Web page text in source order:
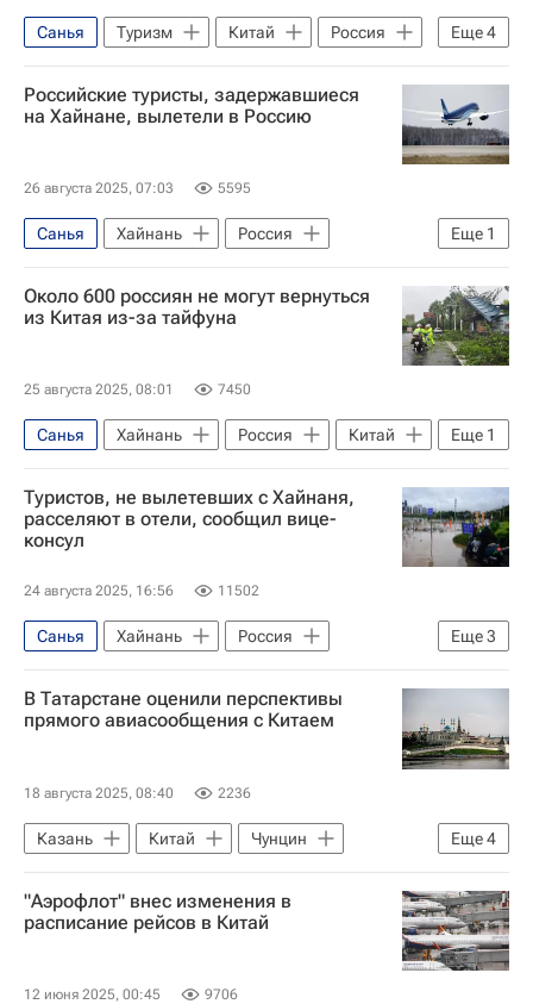
Еще4
Санья Туризм Китай
Россия
Олег Пантелеев
"Авиапорт"
Аэрофлот
Новости - Туризм
Российские туристы, задержавшиеся
на Хайнане, вылетели в Россию
26 августа 2025, 07:03 5595
Еще 1
Санья Хайнань
Россия
В мире
Около 600 россиян не могут вернуться
из Китая из-за тайфуна
25 августа 2025, 08:01 7450
Еще 1
Санья Хайнань Россия
Китай
В мире
Туристов, не вылетевших с Хайнаня,
расселяют в отели, сообщил вице-
консул
24 августа 2025, 16:56 11502
Еще3
Санья Хайнань
Россия
Министерство экономического развития РФ (Минэкономразвития России)
Аэрофлот
В мире
В Татарстане оценили перспективы
прямого авиасообщения с Китаем
18 августа 2025, 08:40 2236
Еще4
Казань Китай
Чунцин
Талия Минуллина
China Eastern Airlines
Аэрофлот
"Аэрофлот" внес изменения в
расписание рейсов в Китай
12 июня 2025, 00:45 9706